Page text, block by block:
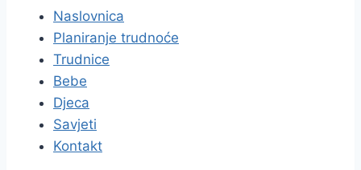
Naslovnica
Planiranje trudnoće
Trudnice
Bebe
Djeca
Savjeti
Kontakt